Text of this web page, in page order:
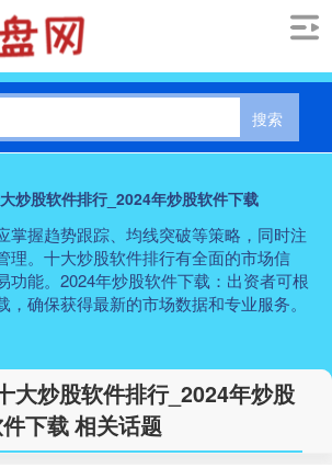
搜索
炒股软件排行_2024年炒股软件下载
掌握趋势跟踪、均线突破等策略，同时注
理。十大炒股软件排行有全面的市场信
功能。2024年炒股软件下载：出资者可根
，确保获得最新的市场数据和专业服务。
大炒股软件排行_2024年炒股
下载 相关话题